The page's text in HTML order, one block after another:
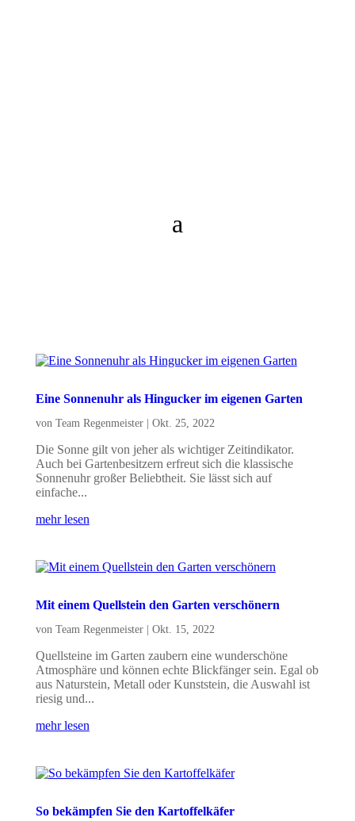
Eine Sonnenuhr als Hingucker im eigenen Garten
von Team Regenmeister| Okt. 25, 2022
Die Sonne gilt von jeher als wichtiger Zeitindikator.
Auch bei Gartenbesitzern erfreut sich die klassische
Sonnenuhr großer Beliebtheit. Sie lässt sich auf
einfache...
mehr lesen
Mit einem Quellstein den Garten verschönern
von Team Regenmeister| Okt. 15, 2022
Quellsteine im Garten zaubern eine wunderschöne
Atmosphäre und können echte Blickfänger sein. Egal ob
aus Naturstein, Metall oder Kunststein, die Auswahl ist
riesig und...
mehr lesen
So bekämpfen Sie den Kartoffelkäfer